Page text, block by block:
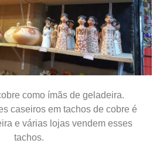
como ímãs de geladeira.
caseiros em tachos de cobre é
e várias lojas vendem esses
tachos.